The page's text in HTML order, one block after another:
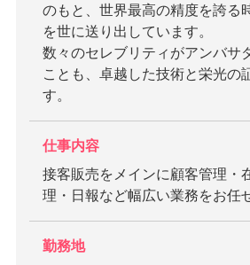
のもと、世界最高の精度を誇る
を世に送り出しています。
数々のセレブリティがアンバサ
ことも、卓越した技術と栄光の
す。
仕事内容
接客販売をメインに顧客管理・
理・日報など幅広い業務をお任
勤務地